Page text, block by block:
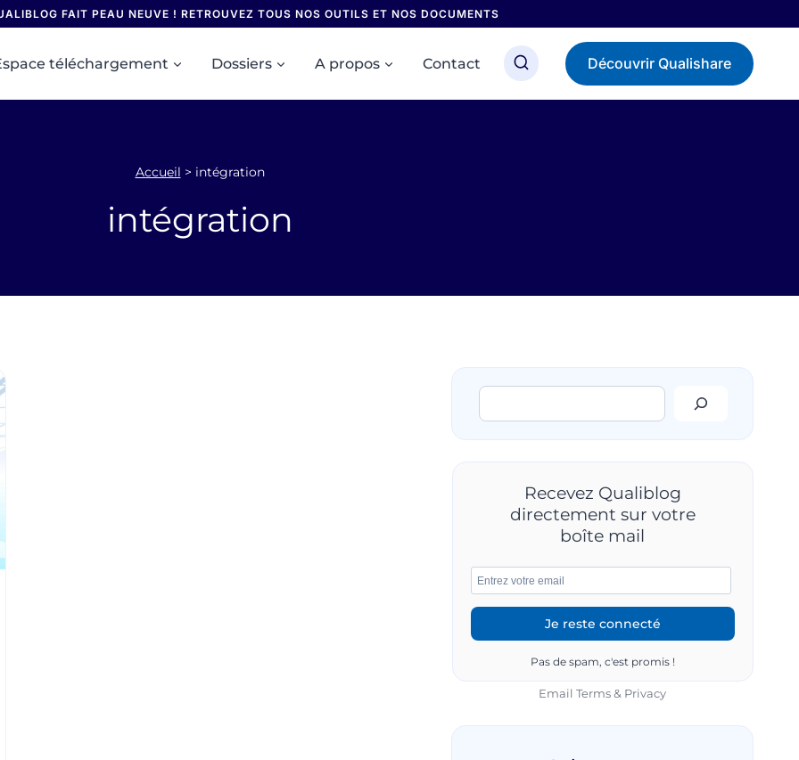
FAIT PEAU NEUVE ! RETROUVEZ TOUS NOS OUTILS ET NOS DOCUMENTS
téléchargement Dossiers A propos Contact Découvrir Qualishare
Accueil > intégration
intégration
Rechercher
Recevez Qualiblog
directement sur votre
boîte mail
Pas de spam, c'est promis !
EmailTerms & Privacy